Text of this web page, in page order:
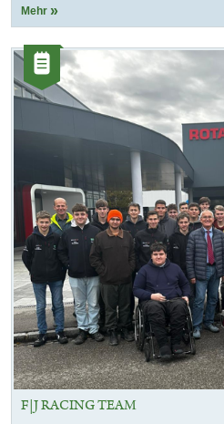
Mehr
Kategorie:
Artikel
F|J RACING TEAM